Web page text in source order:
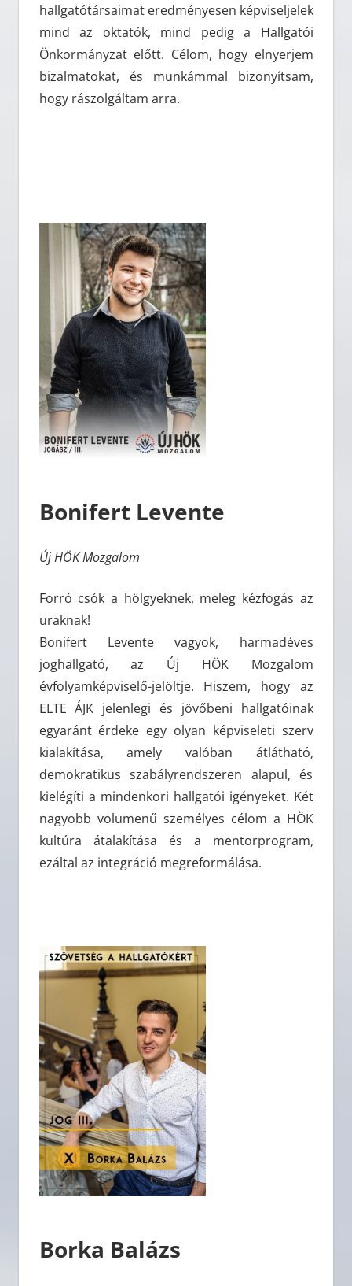
hallgatótársaimat eredményesen képviseljelek
mind az oktatók, mind pedig a Hallgatói
Önkormányzat előtt. Célom, hogy elnyerjem
bizalmatokat, és munkámmal bizonyítsam,
hogy rászolgáltam arra.
Bonifert Levente
Új HÖK Mozgalom
Forró csók a hölgyeknek, meleg kézfogás az
uraknak!
Bonifert Levente vagyok, harmadéves
joghallgató, az Új HÖK Mozgalom
évfolyamképviselő-jelöltje. Hiszem, hogy az
ELTE ÁJK jelenlegi és jövőbeni hallgatóinak
egyaránt érdeke egy olyan képviseleti szerv
kialakítása, amely valóban átlátható,
demokratikus szabályrendszeren alapul, és
kielégíti a mindenkori hallgatói igényeket. Két
nagyobb volumenű személyes célom a HÖK
kultúra átalakítása és a mentorprogram,
ezáltal az integráció megreformálása.
Borka Balázs